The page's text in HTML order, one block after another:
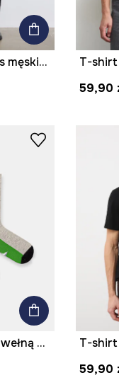
Spodnie chinos męskie bawełniane z elastanem
59,90
Skarpetki z bawełną męskie wzorzyste (2-pack)
59,90